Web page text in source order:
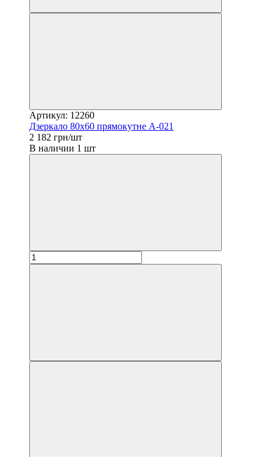
Артикул: 12260
Дзеркало 80х60 прямокутне A-021
2 182 грн/шт
В наличии 1 шт